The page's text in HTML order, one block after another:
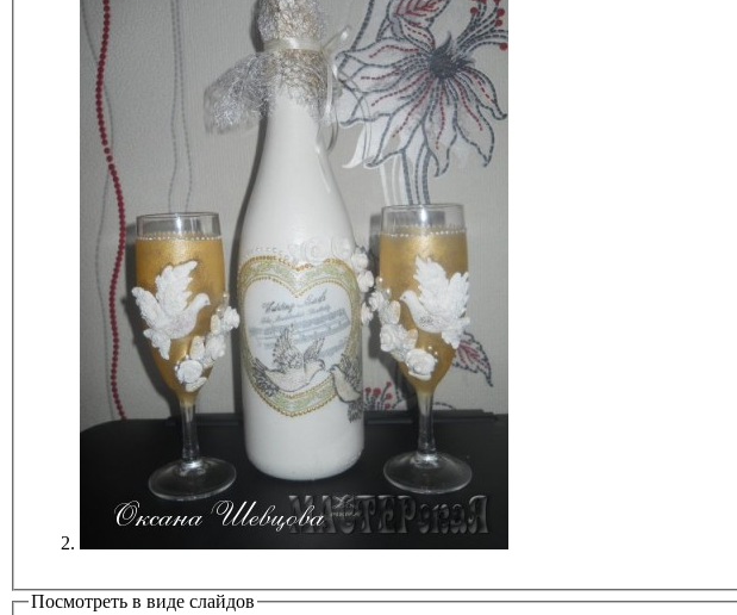
Посмотреть в виде слайдов